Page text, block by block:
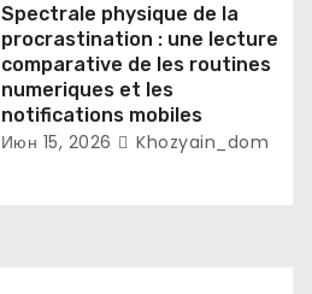
Spectrale physique de la
procrastination : une lecture
comparative de les routines
numeriques et les
notifications mobiles
Июн 15, 2026 Khozyain_dom